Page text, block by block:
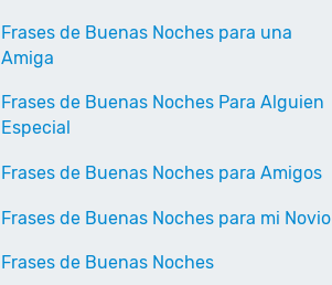
Frases de Buenas Noches para una
Amiga
Frases de Buenas Noches Para Alguien
Especial
Frases de Buenas Noches para Amigos
Frases de Buenas Noches para mi Novio
Frases de Buenas Noches